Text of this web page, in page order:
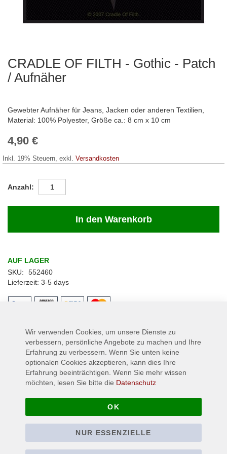
CRADLE OF FILTH - Gothic - Patch
/ Aufnäher
Gewebter Aufnäher für Jeans, Jacken oder anderen Textilien,
Material: 100% Polyester, Größe ca.: 8 cm x 10 cm
4,90 €
Inkl. 19% Steuern, exkl. Versandkosten
Anzahl
In den Warenkorb
AUF LAGER
SKU
552460
Lieferzeit 3-5 days
Zum
Anfang
der
Details
Gewebter Aufnäher für Jeans, Jacken oder anderen Textilien,
Material: 100% Polyester, Größe ca.: 8 cm x 10 cm
Mehr Informationen
Wir verwenden Cookies, um unsere Dienste zu
verbessern, persönliche Angebote zu machen und Ihre
Erfahrung zu verbessern. Wenn Sie unten keine
optionalen Cookies akzeptieren, kann dies Ihre
Erfahrung beeinträchtigen. Wenn Sie mehr wissen
möchten, lesen Sie bitte die Datenschutz
OK
NUR ESSENZIELLE